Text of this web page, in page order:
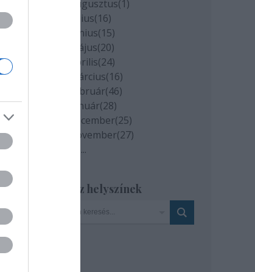
2020 augusztus(1)
2020 július(16)
2020 június(15)
2020 május(20)
2020 április(24)
2020 március(16)
2020 február(46)
2020 január(28)
2019 december(25)
2019 november(27)
...
Szinház helyszínek